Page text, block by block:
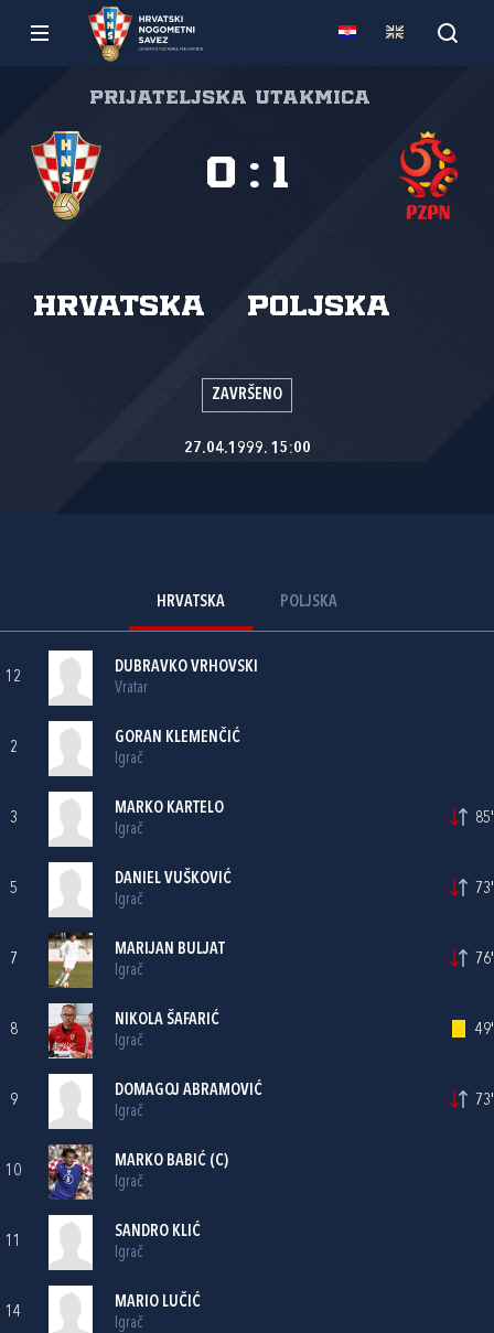
Prijateljska utakmica
Hrvatska Poljska
0 : 1
ZAVRŠENO
27.04.1999. 15:00
HRVATSKA POLJSKA
12
DUBRAVKO VRHOVSKI
Vratar
2
GORAN KLEMENČIĆ
Igrač
3
MARKO KARTELO
Igrač
85'
5
DANIEL VUŠKOVIĆ
Igrač
73'
7
MARIJAN BULJAT
Igrač
76'
8
NIKOLA ŠAFARIĆ
Igrač
49'
9
DOMAGOJ ABRAMOVIĆ
Igrač
73'
10
MARKO BABIĆ (C)
Igrač
11
SANDRO KLIĆ
Igrač
14
MARIO LUČIĆ
Igrač